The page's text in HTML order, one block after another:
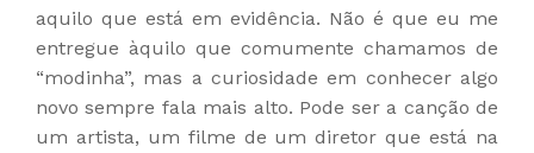
aquilo que está em evidência. Não é que eu me
entregue àquilo que comumente chamamos de
“modinha”, mas a curiosidade em conhecer algo
novo sempre fala mais alto. Pode ser a canção de
um artista, um filme de um diretor que está na